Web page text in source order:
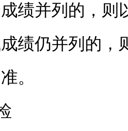
并列的，则
绩仍并列的，
。